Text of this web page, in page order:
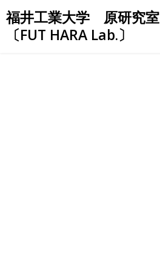
Skip
to
content
福井工業大学 原研究室
〔FUT HARA Lab.〕